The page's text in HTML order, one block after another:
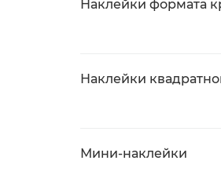
Наклейки формата
Наклейки
Мини-наклейки